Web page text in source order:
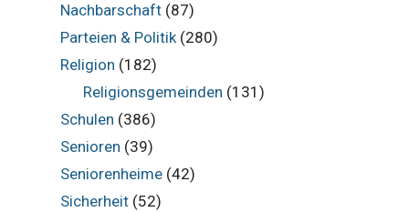
Nachbarschaft(87)
Parteien & Politik(280)
Religion (182)
Religionsgemeinden (131)
Schulen (386)
Senioren (39)
Seniorenheime(42)
Sicherheit(52)